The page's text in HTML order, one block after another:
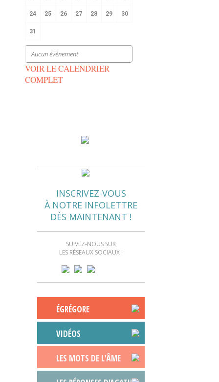
24 25 26 27 28 29 30
31
Aucun événement
VOIR LE CALENDRIER
COMPLET
INSCRIVEZ-VOUS
À NOTRE INFOLETTRE
DÈS MAINTENANT !
SUIVEZ-NOUS SUR
LES RÉSEAUX SOCIAUX :
ÉGRÉGORE
VIDÉOS
LES MOTS DE L'ÂME